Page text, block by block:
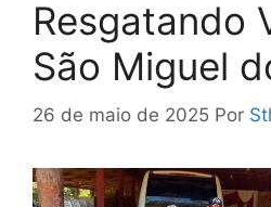
Resgatando
São Miguel
26 de maio de 2025 Por